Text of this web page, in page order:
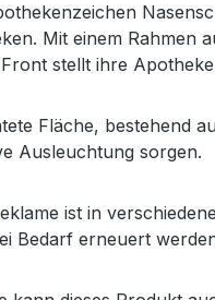
Mit einem Rahmen
stellt ihre
Fläche, bestehend
Ausleuchtung sorgen.
ist in
Bedarf erneuert